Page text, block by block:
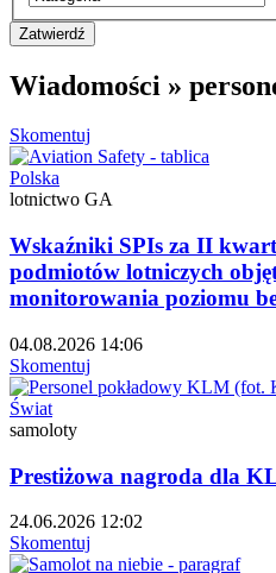
Wiadomości »
Skomentuj
Polska
lotnictwo GA
Wskaźniki SPIs za II
podmiotów lotniczych
monitorowania poziomu
04.08.2026 14:06
Skomentuj
Świat
samoloty
Prestiżowa nagroda dla
24.06.2026 12:02
Skomentuj